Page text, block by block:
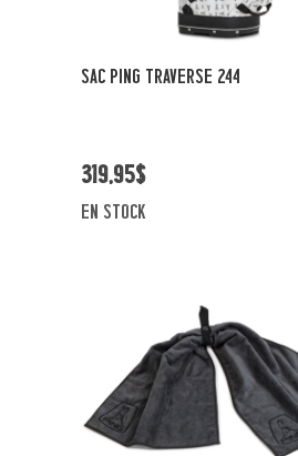
Vue rapide
SAC PING TRAVERSE 244
319,95$
en stock